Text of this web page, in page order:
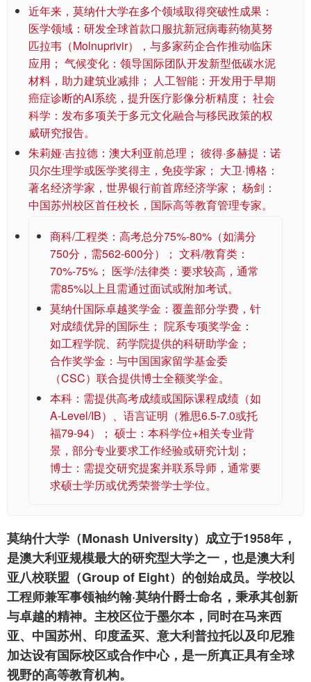
近年来，莫纳什大学在多个领域取得突破性成果：
医学领域：研发全球首款口服抗新冠病毒药物莫努
匹拉韦（Molnuprivir），与多家药企合作推动临床
应用； 气候变化：领导国际团队开发新型低碳水泥
材料，助力建筑业减排； 人工智能：开发用于早期
癌症诊断的AI系统，提升医疗影像分析精度； 社会
科学：发布多项关于多元文化融合与移民政策的权
威研究报告。
朱莉娅·吉拉德：澳大利亚前总理； 彼得·多赫提：诺
贝尔生理学或医学奖得主，免疫学家； 大卫·博格：
著名经济学家，世界银行前首席经济学家； 杨剑：
中国苏州校区首任校长，国际高等教育管理专家。
商科/工程类：高考总分75%-80%（如满分
750分，需562-600分）； 文科/教育类：
70%-75%； 医学/法律类：要求较高，通常
需85%以上且需通过面试或附加考试。
莫纳什国际卓越奖学金：覆盖部分学费，针
对成绩优异的国际生； 院系专项奖学金：
如工程学院、药学院提供的科研助学金；
合作奖学金：与中国国家留学基金委
（CSC）联合提供博士全额奖学金。
本科：需提供高考成绩或国际课程成绩（如
A-Level/IB）、语言证明（雅思6.5-7.0或托
福79-94）； 硕士：本科学位+相关专业背
景，部分专业要求工作经验或研究计划；
博士：需提交研究提案并联系导师，通常要
求硕士学历或优秀荣誉学士学位。
莫纳什大学（Monash University）成立于1958年，
是澳大利亚规模最大的研究型大学之一，也是澳大利
亚八校联盟（Group of Eight）的创始成员。学校以
工程师兼军事领袖约翰·莫纳什爵士命名，秉承其创新
与卓越的精神。主校区位于墨尔本，同时在马来西
亚、中国苏州、印度孟买、意大利普拉托以及印尼雅
加达设有国际校区或合作中心，是一所真正具有全球
视野的高等教育机构。